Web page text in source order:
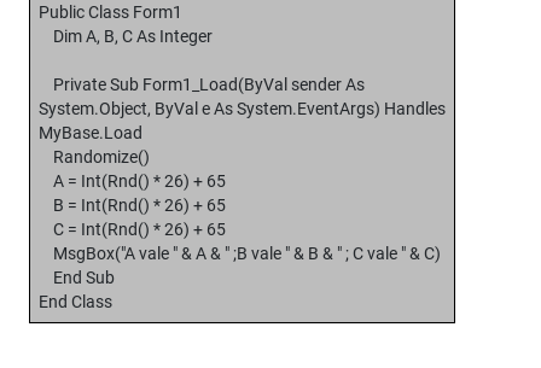
Public Class Form1
Dim A, B, C As Integer
Private Sub Form1_Load(ByVal sender As
System.Object, ByVal e As System.EventArgs) Handles
MyBase.Load
Randomize()
A = Int(Rnd() * 26) + 65
B = Int(Rnd() * 26) + 65
C = Int(Rnd() * 26) + 65
MsgBox("A vale " & A & " ;B vale " & B & " ; C vale " & C)
End Sub
End Class